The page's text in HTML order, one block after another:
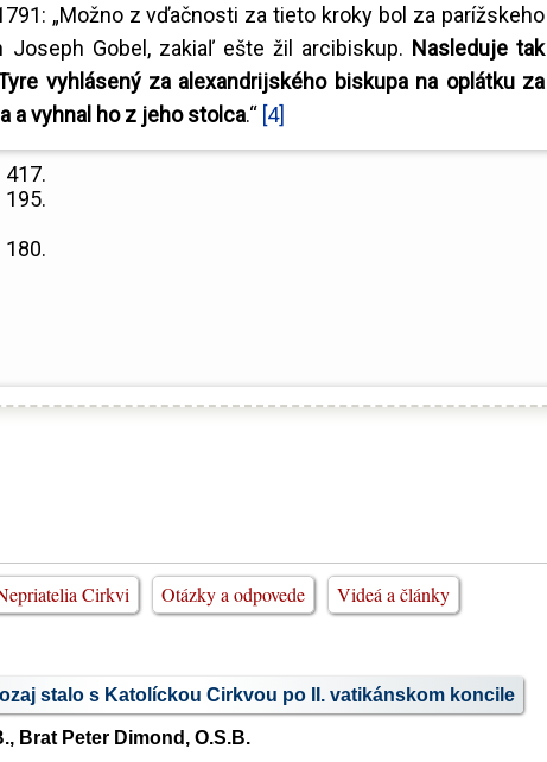
„Možno z vďačnosti za tieto kroky bol za parížskeho
Gobel, zakiaľ ešte žil arcibiskup. Nasleduje tak
vyhlásený za alexandrijského biskupa na oplátku za
a vyhnal ho z jeho stolca.“ [4]
417.
195.
180.
Cirkvi Otázky a odpovede
Videá a články
stalo s Katolíckou Cirkvou po II. vatikánskom koncile
Brat Peter Dimond, O.S.B.